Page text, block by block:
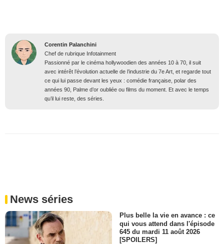
Corentin Palanchini
Chef de rubrique Infotainment
Passionné par le cinéma hollywoodien des années 10 à 70, il suit
avec intérêt l’évolution actuelle de l’industrie du 7e Art, et regarde tout
ce qui lui passe devant les yeux : comédie française, polar des
années 90, Palme d’or oubliée ou films du moment. Et avec le temps
qu’il lui reste, des séries.
News séries
Plus belle la vie en avance : ce
qui vous attend dans l'épisode
645 du mardi 11 août 2026
[SPOILERS]